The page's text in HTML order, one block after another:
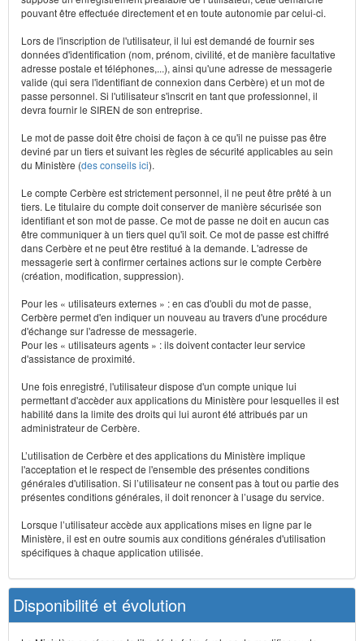
pouvant être effectuée directement et en toute autonomie par celui-ci.
Lors de l'inscription de l'utilisateur, il lui est demandé de fournir ses
données d'identification (nom, prénom, civilité, et de manière facultative
adresse postale et téléphones,...), ainsi qu'une adresse de messagerie
valide (qui sera l'identifiant de connexion dans Cerbère) et un mot de
passe personnel. Si l'utilisateur s'inscrit en tant que professionnel, il
devra fournir le SIREN de son entreprise.
Le mot de passe doit être choisi de façon à ce qu'il ne puisse pas être
deviné par un tiers et suivant les règles de sécurité applicables au sein
du Ministère (des conseils ici).
Le compte Cerbère est strictement personnel, il ne peut être prêté à un
tiers. Le titulaire du compte doit conserver de manière sécurisée son
identifiant et son mot de passe. Ce mot de passe ne doit en aucun cas
être communiquer à un tiers quel qu'il soit. Ce mot de passe est chiffré
dans Cerbère et ne peut être restitué à la demande. L'adresse de
messagerie sert à confirmer certaines actions sur le compte Cerbère
(création, modification, suppression).
Pour les « utilisateurs externes » : en cas d'oubli du mot de passe,
Cerbère permet d'en indiquer un nouveau au travers d'une procédure
d'échange sur l'adresse de messagerie.
Pour les « utilisateurs agents » : ils doivent contacter leur service
d'assistance de proximité.
Une fois enregistré, l'utilisateur dispose d'un compte unique lui
permettant d'accèder aux applications du Ministère pour lesquelles il est
habilité dans la limite des droits qui lui auront été attribués par un
administrateur de Cerbère.
L’utilisation de Cerbère et des applications du Ministère implique
l'acceptation et le respect de l'ensemble des présentes conditions
générales d'utilisation. Si l’utilisateur ne consent pas à tout ou partie des
présentes conditions générales, il doit renoncer à l’usage du service.
Lorsque l’utilisateur accède aux applications mises en ligne par le
Ministère, il est en outre soumis aux conditions générales d'utilisation
spécifiques à chaque application utilisée.
Disponibilité et évolution